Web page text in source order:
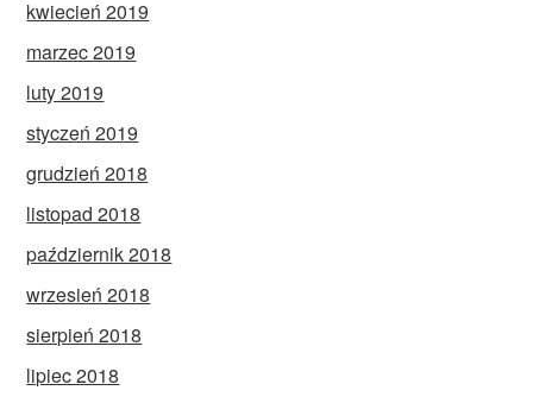
kwiecień 2019
marzec 2019
luty 2019
styczeń 2019
grudzień 2018
listopad 2018
październik 2018
wrzesień 2018
sierpień 2018
lipiec 2018